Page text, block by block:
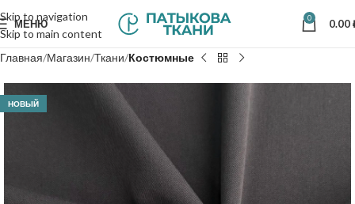
Skip to navigation
Skip to main content
МЕНЮ 0 0.00
Главная Магазин Ткани Костюмные
НОВЫЙ